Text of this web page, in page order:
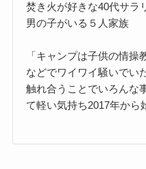
焚き火が好きな40代サラ
男の子がいる５人家族
「キャンプは子供の情
などでワイワイ騒いでい
触れ合うことでいろんな
て軽い気持ち2017年から